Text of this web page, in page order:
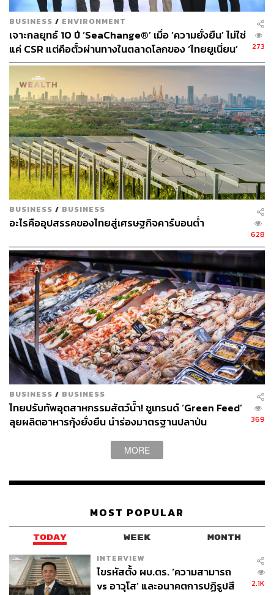
BUSINESS / ENVIRONMENT
เจาะกลยุทธ์ 10 ปี ‘SeaChange®’ เมื่อ ‘ความยั่งยืน’ ไม่ใช่
แค่ CSR แต่คือตั๋วผ่านทางในตลาดโลกของ ‘ไทยยูเนี่ยน’
273
BUSINESS / BUSINESS
อะไรคืออุปสรรคของไทยสู่เศรษฐกิจคาร์บอนต่ำ
628
BUSINESS / BUSINESS
ไทยปรับทัพอุตสาหกรรมสัตว์น้ำ! ชูเทรนด์ ‘Green Feed’
ลุยผลิตอาหารกุ้งยั่งยืน นำร่องมาตรฐานปลาป่น
369
MORE
MOST POPULAR
TODAY WEEK MONTH
INTERVIEW
ไขรหัสตั้ง ผบ.ตร. ‘ความสามารถ
vs อาวุโส’ และอนาคตการปฏิรูปสี
2.1K